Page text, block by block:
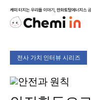
Skip
PEOPLE
전사 가치 인터뷰 시리즈